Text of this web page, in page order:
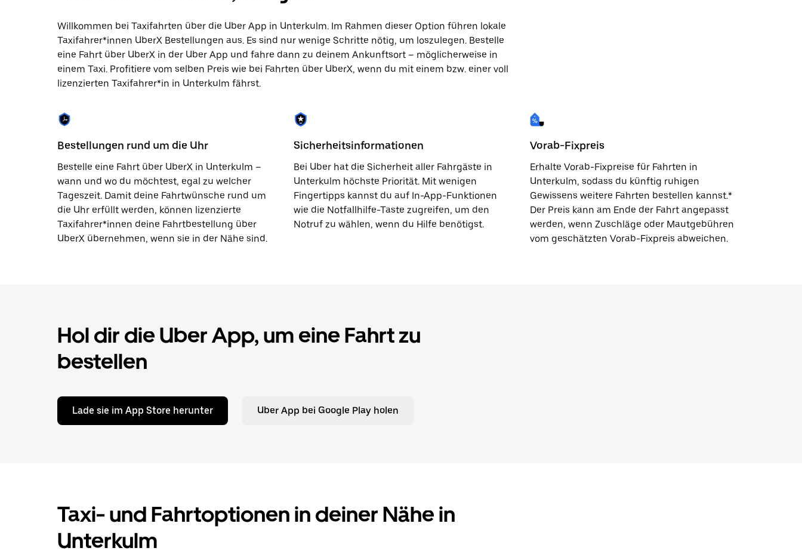
Drücke
die
Escape-
um
den
schließen.
Willkommen bei Taxifahrten über die Uber App in Unterkulm. Im Rahmen dieser Option führen lokale
Taxifahrer*innen UberX Bestellungen aus. Es sind nur wenige Schritte nötig, um loszulegen. Bestelle
eine Fahrt über UberX in der Uber App und fahre dann zu deinem Ankunftsort – möglicherweise in
einem Taxi. Profitiere vom selben Preis wie bei Fahrten über UberX, wenn du mit einem bzw. einer voll
lizenzierten Taxifahrer*in in Unterkulm fährst.
Bestellungen rund um die Uhr
Bestelle eine Fahrt über UberX in Unterkulm –
wann und wo du möchtest, egal zu welcher
Tageszeit. Damit deine Fahrtwünsche rund um
die Uhr erfüllt werden, können lizenzierte
Taxifahrer*innen deine Fahrtbestellung über
UberX übernehmen, wenn sie in der Nähe sind.
Sicherheitsinformationen
Bei Uber hat die Sicherheit aller Fahrgäste in
Unterkulm höchste Priorität. Mit wenigen
Fingertipps kannst du auf In-App-Funktionen
wie die Notfallhilfe-Taste zugreifen, um den
Notruf zu wählen, wenn du Hilfe benötigst.
Vorab-Fixpreis
Erhalte Vorab-Fixpreise für Fahrten in
Unterkulm, sodass du künftig ruhigen
Gewissens weitere Fahrten bestellen kannst.*
Der Preis kann am Ende der Fahrt angepasst
werden, wenn Zuschläge oder Mautgebühren
vom geschätzten Vorab-Fixpreis abweichen.
Hol dir die Uber App, um eine Fahrt zu
bestellen
Lade sie im App Store herunter Uber App bei Google Play holen
Taxi- und Fahrtoptionen in deiner Nähe in
Unterkulm